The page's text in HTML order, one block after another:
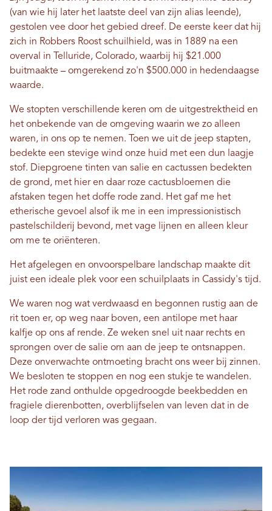
(van wie hij later het laatste deel van zijn alias leende),
gestolen vee door het gebied dreef. De eerste keer dat hij
zich in Robbers Roost schuilhield, was in 1889 na een
overval in Telluride, Colorado, waarbij hij $21.000
buitmaakte – omgerekend zo'n $500.000 in hedendaagse
waarde.
We stopten verschillende keren om de uitgestrektheid en
het onbekende van de omgeving waarin we zo alleen
waren, in ons op te nemen. Toen we uit de jeep stapten,
bedekte een stevige wind onze huid met een dun laagje
stof. Diepgroene tinten van salie en cactussen bedekten
de grond, met hier en daar roze cactusbloemen die
afstaken tegen het doffe rode zand. Het gaf me het
etherische gevoel alsof ik me in een impressionistisch
pastelschilderij bevond, met vage lijnen en alleen kleur
om me te oriënteren.
Het afgelegen en onvoorspelbare landschap maakte dit
juist een ideale plek voor een schuilplaats in Cassidy's tijd.
We waren nog wat verdwaasd en begonnen rustig aan de
rit toen er, op weg naar boven, een antilope met haar
kalfje op ons af rende. Ze weken snel uit naar rechts en
sprongen over de salie om aan de jeep te ontsnappen.
Deze onverwachte ontmoeting bracht ons weer bij zinnen.
We besloten te stoppen en nog een stukje te wandelen.
Het rode zand onthulde opgedroogde beekbedden en
fragiele dierenbotten, overblijfselen van leven dat in de
loop der tijd verloren was gegaan.